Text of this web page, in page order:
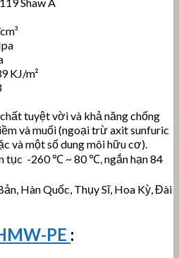
KJ/m²
tuyệt vời và khả năng chống
và muối (ngoại trừ axit sunfuric
và một số dung môi hữu cơ).
tục -260 ℃ ~ 80 ℃, ngắn hạn 84
Hàn Quốc, Thụy Sĩ, Hoa Kỳ, Đài
PE :